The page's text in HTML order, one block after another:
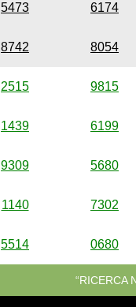
5473 6174
8742 8054
2515 9815
1439 6199
9309 5680
1140 7302
5514 0680
“RICERCA